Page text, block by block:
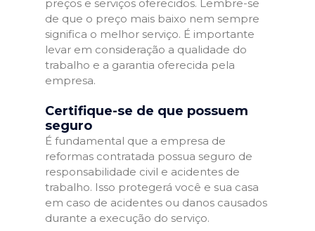
preços e serviços oferecidos. Lembre-se
de que o preço mais baixo nem sempre
significa o melhor serviço. É importante
levar em consideração a qualidade do
trabalho e a garantia oferecida pela
empresa.
Certifique-se de que possuem
seguro
É fundamental que a empresa de
reformas contratada possua seguro de
responsabilidade civil e acidentes de
trabalho. Isso protegerá você e sua casa
em caso de acidentes ou danos causados
durante a execução do serviço.